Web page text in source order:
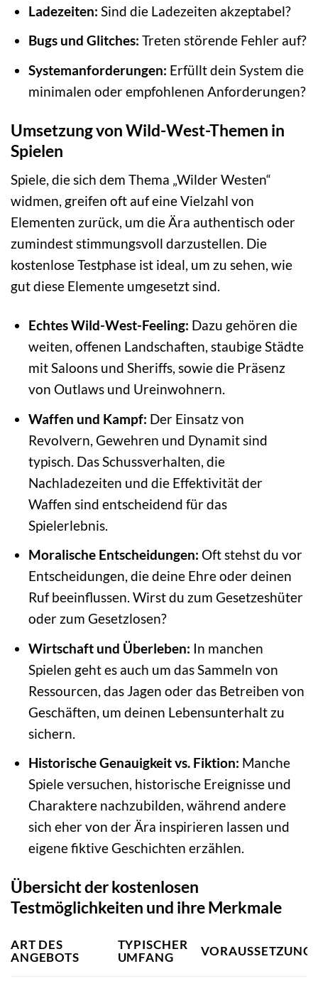
Ladezeiten: Sind die Ladezeiten akzeptabel?
Bugs und Glitches: Treten störende Fehler auf?
Systemanforderungen: Erfüllt dein System die
minimalen oder empfohlenen Anforderungen?
Umsetzung von Wild-West-Themen in
Spielen
Spiele, die sich dem Thema „Wilder Westen“
widmen, greifen oft auf eine Vielzahl von
Elementen zurück, um die Ära authentisch oder
zumindest stimmungsvoll darzustellen. Die
kostenlose Testphase ist ideal, um zu sehen, wie
gut diese Elemente umgesetzt sind.
Echtes Wild-West-Feeling: Dazu gehören die
weiten, offenen Landschaften, staubige Städte
mit Saloons und Sheriffs, sowie die Präsenz
von Outlaws und Ureinwohnern.
Waffen und Kampf: Der Einsatz von
Revolvern, Gewehren und Dynamit sind
typisch. Das Schussverhalten, die
Nachladezeiten und die Effektivität der
Waffen sind entscheidend für das
Spielerlebnis.
Moralische Entscheidungen: Oft stehst du vor
Entscheidungen, die deine Ehre oder deinen
Ruf beeinflussen. Wirst du zum Gesetzeshüter
oder zum Gesetzlosen?
Wirtschaft und Überleben: In manchen
Spielen geht es auch um das Sammeln von
Ressourcen, das Jagen oder das Betreiben von
Geschäften, um deinen Lebensunterhalt zu
sichern.
Historische Genauigkeit vs. Fiktion: Manche
Spiele versuchen, historische Ereignisse und
Charaktere nachzubilden, während andere
sich eher von der Ära inspirieren lassen und
eigene fiktive Geschichten erzählen.
Übersicht der kostenlosen
Testmöglichkeiten und ihre Merkmale
ART DES
ANGEBOTS
TYPISCHER
UMFANG